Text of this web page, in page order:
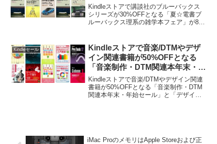
雑学本フェア」が8月31日まで開
催中。
Kindleストアで講談社のブルーバックス
シリーズが30%OFFとなる「夏☆電書ブ
ルーバックス理系の雑学本フェア」が8月
Kindleセール
Kindleストアで音楽/DTMやデザ
イン関連書籍が50%OFFとなる
「音楽制作・DTM関連本年末・年
始セール」と「デザイン書籍セー
ル2019」が本日まで開催中。
Kindleストアで音楽/DTMやデザイン関連
書籍が50%OFFとなる「音楽制作・DTM
関連本年末・年始セール」と「デザイン
iMac ProのメモリはApple Storeおよび正